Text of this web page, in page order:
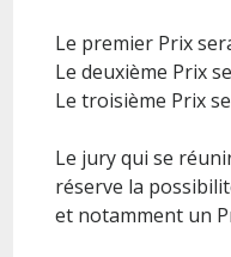
Le premier Prix
Le deuxième Prix
Le troisième Prix
Le jury qui se
réserve la
et notamment un